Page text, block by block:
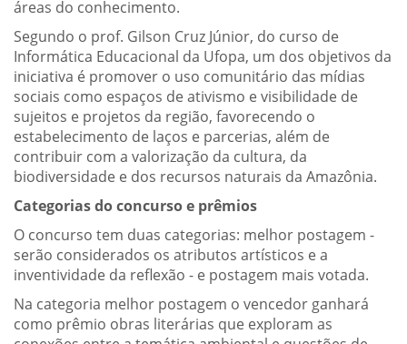
áreas do conhecimento.
Segundo o prof. Gilson Cruz Júnior, do curso de
Informática Educacional da Ufopa, um dos objetivos da
iniciativa é promover o uso comunitário das mídias
sociais como espaços de ativismo e visibilidade de
sujeitos e projetos da região, favorecendo o
estabelecimento de laços e parcerias, além de
contribuir com a valorização da cultura, da
biodiversidade e dos recursos naturais da Amazônia.
Categorias do concurso e prêmios
O concurso tem duas categorias: melhor postagem -
serão considerados os atributos artísticos e a
inventividade da reflexão - e postagem mais votada.
Na categoria melhor postagem o vencedor ganhará
como prêmio obras literárias que exploram as